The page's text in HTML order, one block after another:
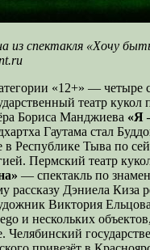
из спектакля «Хочу
«12+» — четыре
театр кукол
Бориса Манджиева «Я
Гаутама стал
в Республике Тыва по сей
Пермский театр
— спектакль по
рассказу Дэниела Киза
Виктория
и нескольких
Челябинский